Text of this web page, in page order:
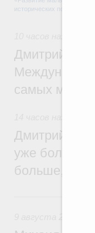
Дмитрий
самых
Дмитрий
уже более
больше, чем